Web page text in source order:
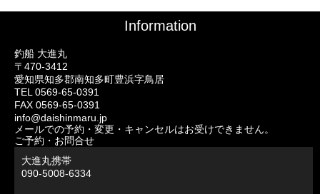
Information
釣船 大進丸
〒470-3412
愛知県知多郡南知多町豊浜字鳥居
TEL 0569-65-0391
FAX 0569-65-0391
info@daishinmaru.jp
メールでの予約・変更・キャンセルはお受けできません。
ご予約・お問合せ
大進丸携帯
090-5008-6334